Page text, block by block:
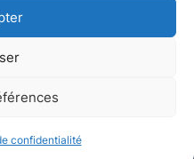
confidentialité
:Plate